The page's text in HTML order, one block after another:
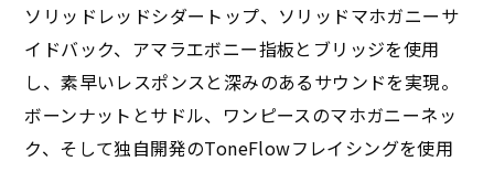
ソリッドレッドシダートップ、ソリッドマホガニーサ
イドバック、アマラエボニー指板とブリッジを使用
し、素早いレスポンスと深みのあるサウンドを実現。
ボーンナットとサドル、ワンピースのマホガニーネッ
ク、そして独自開発のToneFlowフレイシングを使用